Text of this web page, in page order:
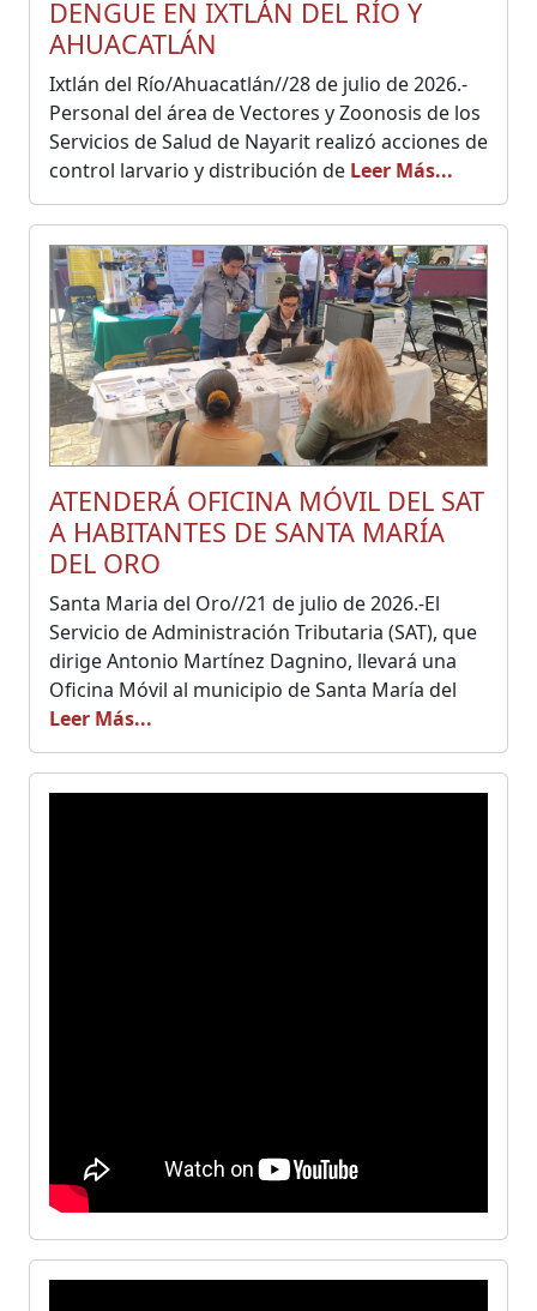
DENGUE EN IXTLÁN DEL RÍO Y
AHUACATLÁN
Ixtlán del Río/Ahuacatlán//28 de julio de 2026.-
Personal del área de Vectores y Zoonosis de los
Servicios de Salud de Nayarit realizó acciones de
control larvario y distribución de Leer Más...
ATENDERÁ OFICINA MÓVIL DEL SAT
A HABITANTES DE SANTA MARÍA
DEL ORO
Santa Maria del Oro//21 de julio de 2026.-El
Servicio de Administración Tributaria (SAT), que
dirige Antonio Martínez Dagnino, llevará una
Oficina Móvil al municipio de Santa María del
Leer Más...